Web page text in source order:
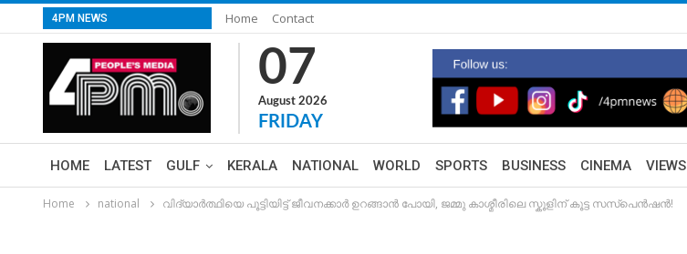
4PM NEWS Home Contact
07
August 2026
FRIDAY
HOME LATEST GULF KERALA NATIONAL WORLD SPORTS BUSINESS CINEMA VIEWS
Home national വിദ്യാർത്ഥിയെ പൂട്ടിയിട്ട് ജീവനക്കാർ ഉറങ്ങാൻ പോയി, ജമ്മു കാശ്മീരിലെ സ്കൂളിന് കൂട്ട സസ്പെൻഷൻ!